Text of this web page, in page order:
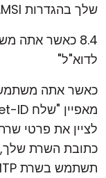
שלך בהגדרות MSI.
לדוא"ל"
כתובת השרת שלך,